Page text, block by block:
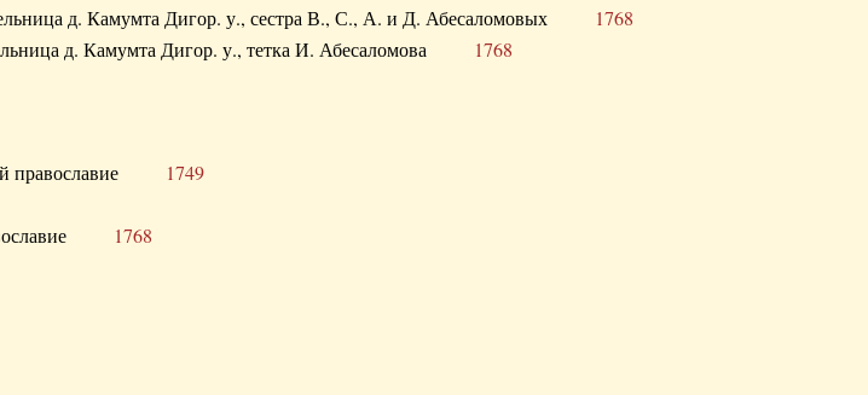
д. Камумта Дигор. у., сестра В., С., А. и Д. Абесаломовых 1768
д. Камумта Дигор. у., тетка И. Абесаломова 1768
православие 1749
1768